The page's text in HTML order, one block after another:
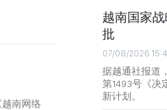
南网络
越南国家
批
07/08/2026
据越通社报道
第1493号《决
新计划。